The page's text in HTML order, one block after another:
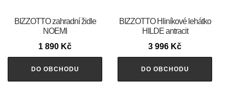
BIZZOTTO zahradní židle
NOEMI
1 890 Kč
DO OBCHODU
BIZZOTTO Hliníkové lehátko
HILDE antracit
3 996 Kč
DO OBCHODU